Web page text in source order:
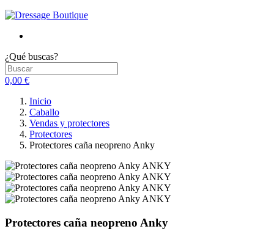
¿Qué buscas?
0,00 €
Inicio
Caballo
Vendas y protectores
Protectores
Protectores caña neopreno Anky
Protectores caña neopreno Anky